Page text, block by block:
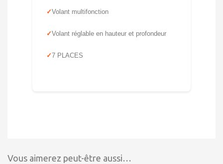
Volant multifonction
Volant réglable en hauteur et profondeur
7 PLACES
Vous aimerez peut-être aussi…